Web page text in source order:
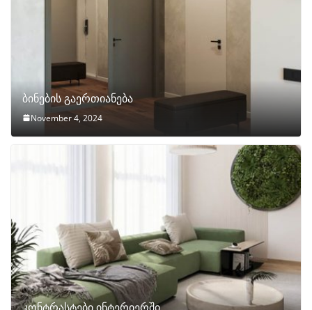
ბინების გაერთიანება
November 4, 2024